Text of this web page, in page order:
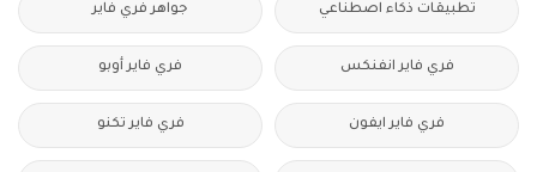
تطبيقات ذكاء اصطناعي جواهر فري فاير
فري فاير انفنكس فري فاير أوبو
فري فاير ايفون فري فاير تكنو